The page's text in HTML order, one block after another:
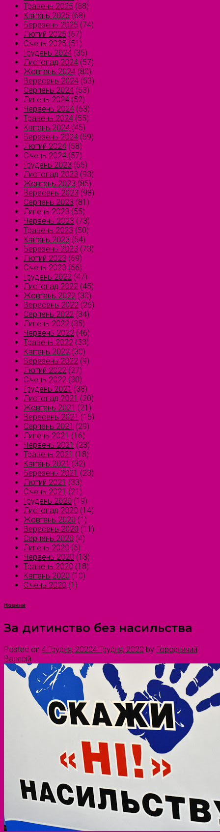
Травень 2025 (68)
Квітень 2025 (68)
Березень 2025 (74)
Лютий 2025 (67)
Січень 2025 (51)
Грудень 2024 (35)
Листопад 2024 (57)
Жовтень 2024 (80)
Вересень 2024 (53)
Серпень 2024 (53)
Липень 2024 (52)
Червень 2024 (63)
Травень 2024 (55)
Квітень 2024 (45)
Березень 2024 (59)
Лютий 2024 (58)
Січень 2024 (57)
Грудень 2023 (55)
Листопад 2023 (93)
Жовтень 2023 (85)
Вересень 2023 (98)
Серпень 2023 (81)
Липень 2023 (55)
Червень 2023 (73)
Травень 2023 (50)
Квітень 2023 (54)
Березень 2023 (73)
Лютий 2023 (69)
Січень 2023 (66)
Грудень 2022 (47)
Листопад 2022 (45)
Жовтень 2022 (30)
Вересень 2022 (26)
Серпень 2022 (34)
Липень 2022 (35)
Червень 2022 (46)
Травень 2022 (33)
Квітень 2022 (30)
Березень 2022 (9)
Лютий 2022 (27)
Січень 2022 (30)
Грудень 2021 (38)
Листопад 2021 (20)
Жовтень 2021 (21)
Вересень 2021 (15)
Серпень 2021 (29)
Липень 2021 (16)
Червень 2021 (23)
Травень 2021 (18)
Квітень 2021 (32)
Березень 2021 (23)
Лютий 2021 (33)
Січень 2021 (21)
Грудень 2020 (19)
Листопад 2020 (14)
Жовтень 2020 (1)
Вересень 2020 (11)
Серпень 2020 (4)
Липень 2020 (6)
Червень 2020 (13)
Травень 2020 (18)
Квітень 2020 (10)
Січень 2020 (1)
Новини
За дитинство без насильства
Posted on 4 Грудня, 20204 Грудня, 2020 by Городничий
Валерій